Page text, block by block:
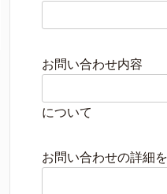
お問い合わせ内容
について
お問い合わせの詳細